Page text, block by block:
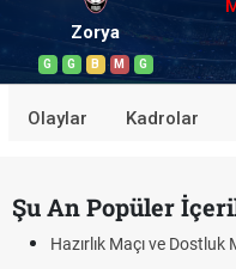
Zorya
G G B M G
Olaylar Kadrolar
Şu An Popüler
Hazırlık Maçı ve